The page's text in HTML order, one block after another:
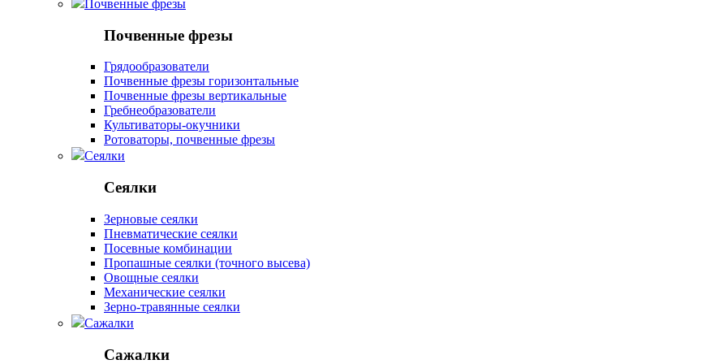
Почвенные фрезы
Почвенные фрезы
Грядообразователи
Почвенные фрезы горизонтальные
Почвенные фрезы вертикальные
Гребнеобразователи
Культиваторы-окучники
Ротоваторы, почвенные фрезы
Сеялки
Сеялки
Зерновые сеялки
Пневматические сеялки
Посевные комбинации
Пропашные сеялки (точного высева)
Овощные сеялки
Механические сеялки
Зерно-травянные сеялки
Сажалки
Сажалки